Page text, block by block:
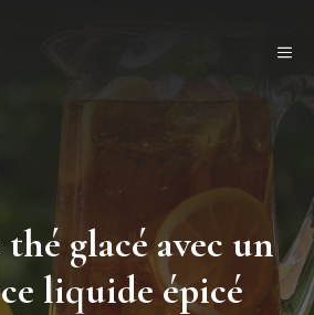
thé glacé avec un
liquide épicé